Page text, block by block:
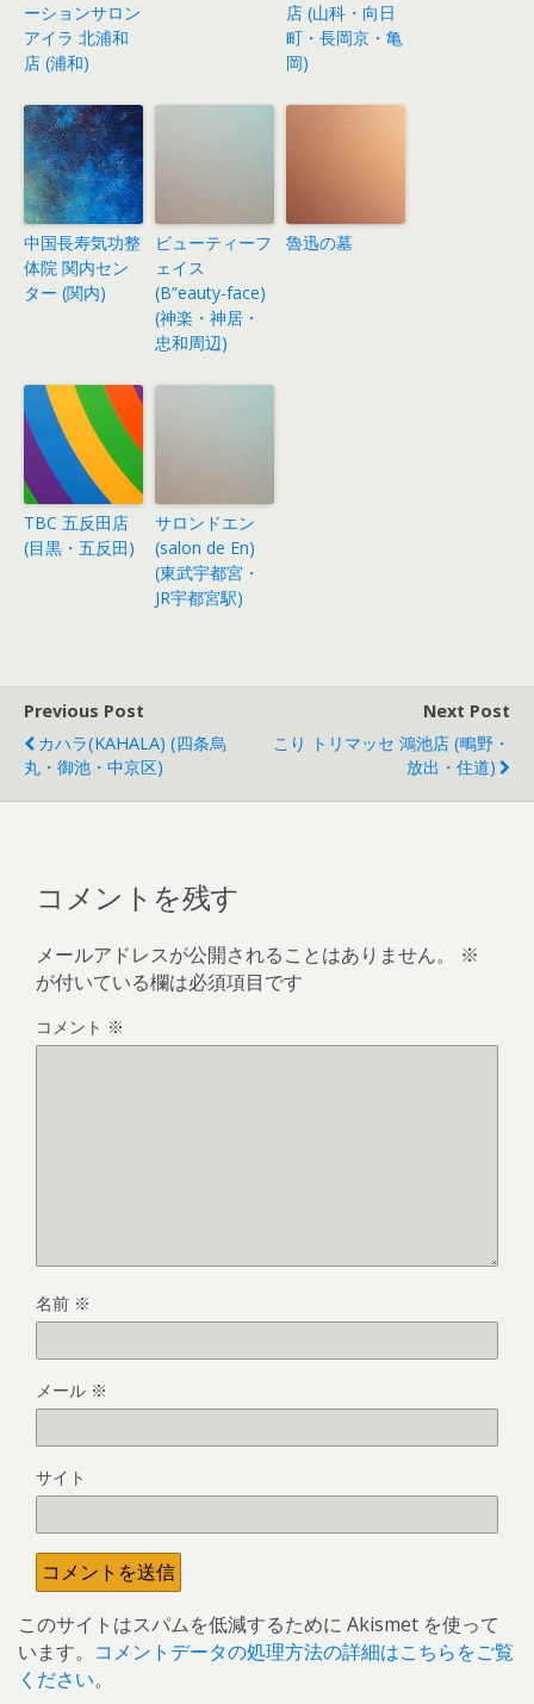
ーションサロン
アイラ 北浦和
店 (浦和)
店 (山科・向日
町・長岡京・亀
岡)
中国長寿気功整
体院 関内セン
ター (関内)
ビューティーフ
ェイス
(B”eauty-face)
(神楽・神居・
忠和周辺)
魯迅の墓
TBC 五反田店
(目黒・五反田)
サロンドエン
(salon de En)
(東武宇都宮・
JR宇都宮駅)
Previous Post
カハラ(KAHALA) (四条烏
丸・御池・中京区)
Next Post
こり トリマッセ 鴻池店 (鴫野・
放出・住道)
コメントを残す
メールアドレスが公開されることはありません。
※
が付いている欄は必須項目です
コメント ※
名前 ※
メール ※
サイト
このサイトはスパムを低減するために Akismet を使って
います。 コメントデータの処理方法の詳細はこちらをご覧
ください。